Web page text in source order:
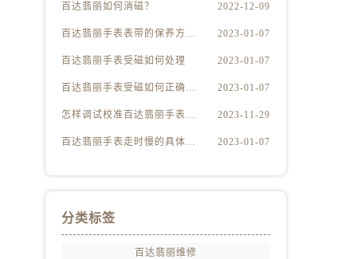
百达翡丽如何消磁？ 2022-12-09
百达翡丽手表表带的保养方法有哪些？ 2023-01-07
百达翡丽手表受磁如何处理 2023-01-07
百达翡丽手表受磁如何正确消磁 2023-01-07
怎样调试校准百达翡丽手表？（百达翡丽手表的调试校准方法） 2023-11-29
百达翡丽手表走时慢的具体原因 2023-01-07
分类标签
百达翡丽维修